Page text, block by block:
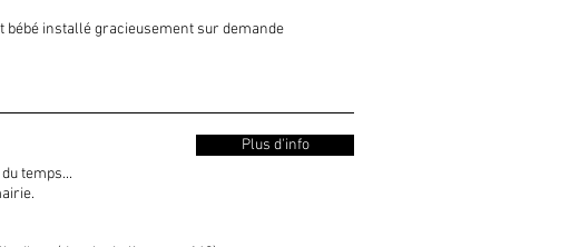
bébé installé gracieusement sur demande
temps...
Plus d'info